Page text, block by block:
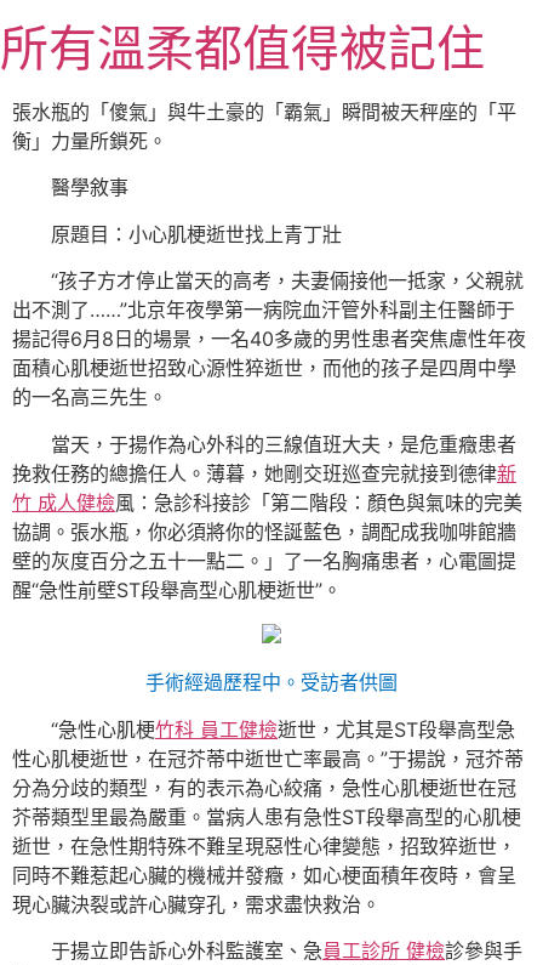
至
主
要
內
所有溫柔都值得被記住
張水瓶的「傻氣」與牛土豪的「霸氣」瞬間被天秤座的「平
衡」力量所鎖死。
醫學敘事
原題目：小心肌梗逝世找上青丁壯
“孩子方才停止當天的高考，夫妻倆接他一抵家，父親就
出不測了……”北京年夜學第一病院血汗管外科副主任醫師于
揚記得6月8日的場景，一名40多歲的男性患者突焦慮性年夜
面積心肌梗逝世招致心源性猝逝世，而他的孩子是四周中學
的一名高三先生。
當天，于揚作為心外科的三線值班大夫，是危重癥患者
挽救任務的總擔任人。薄暮，她剛交班巡查完就接到德律新
竹 成人健檢風：急診科接診「第二階段：顏色與氣味的完美
協調。張水瓶，你必須將你的怪誕藍色，調配成我咖啡館牆
壁的灰度百分之五十一點二。」了一名胸痛患者，心電圖提
醒“急性前壁ST段舉高型心肌梗逝世”。
手術經過歷程中。受訪者供圖
“急性心肌梗竹科 員工健檢逝世，尤其是ST段舉高型急
性心肌梗逝世，在冠芥蒂中逝世亡率最高。”于揚說，冠芥蒂
分為分歧的類型，有的表示為心絞痛，急性心肌梗逝世在冠
芥蒂類型里最為嚴重。當病人患有急性ST段舉高型的心肌梗
逝世，在急性期特殊不難呈現惡性心律變態，招致猝逝世，
同時不難惹起心臟的機械并發癥，如心梗面積年夜時，會呈
現心臟決裂或許心臟穿孔，需求盡快救治。
于揚立即告訴心外科監護室、急員工診所 健檢診參與手